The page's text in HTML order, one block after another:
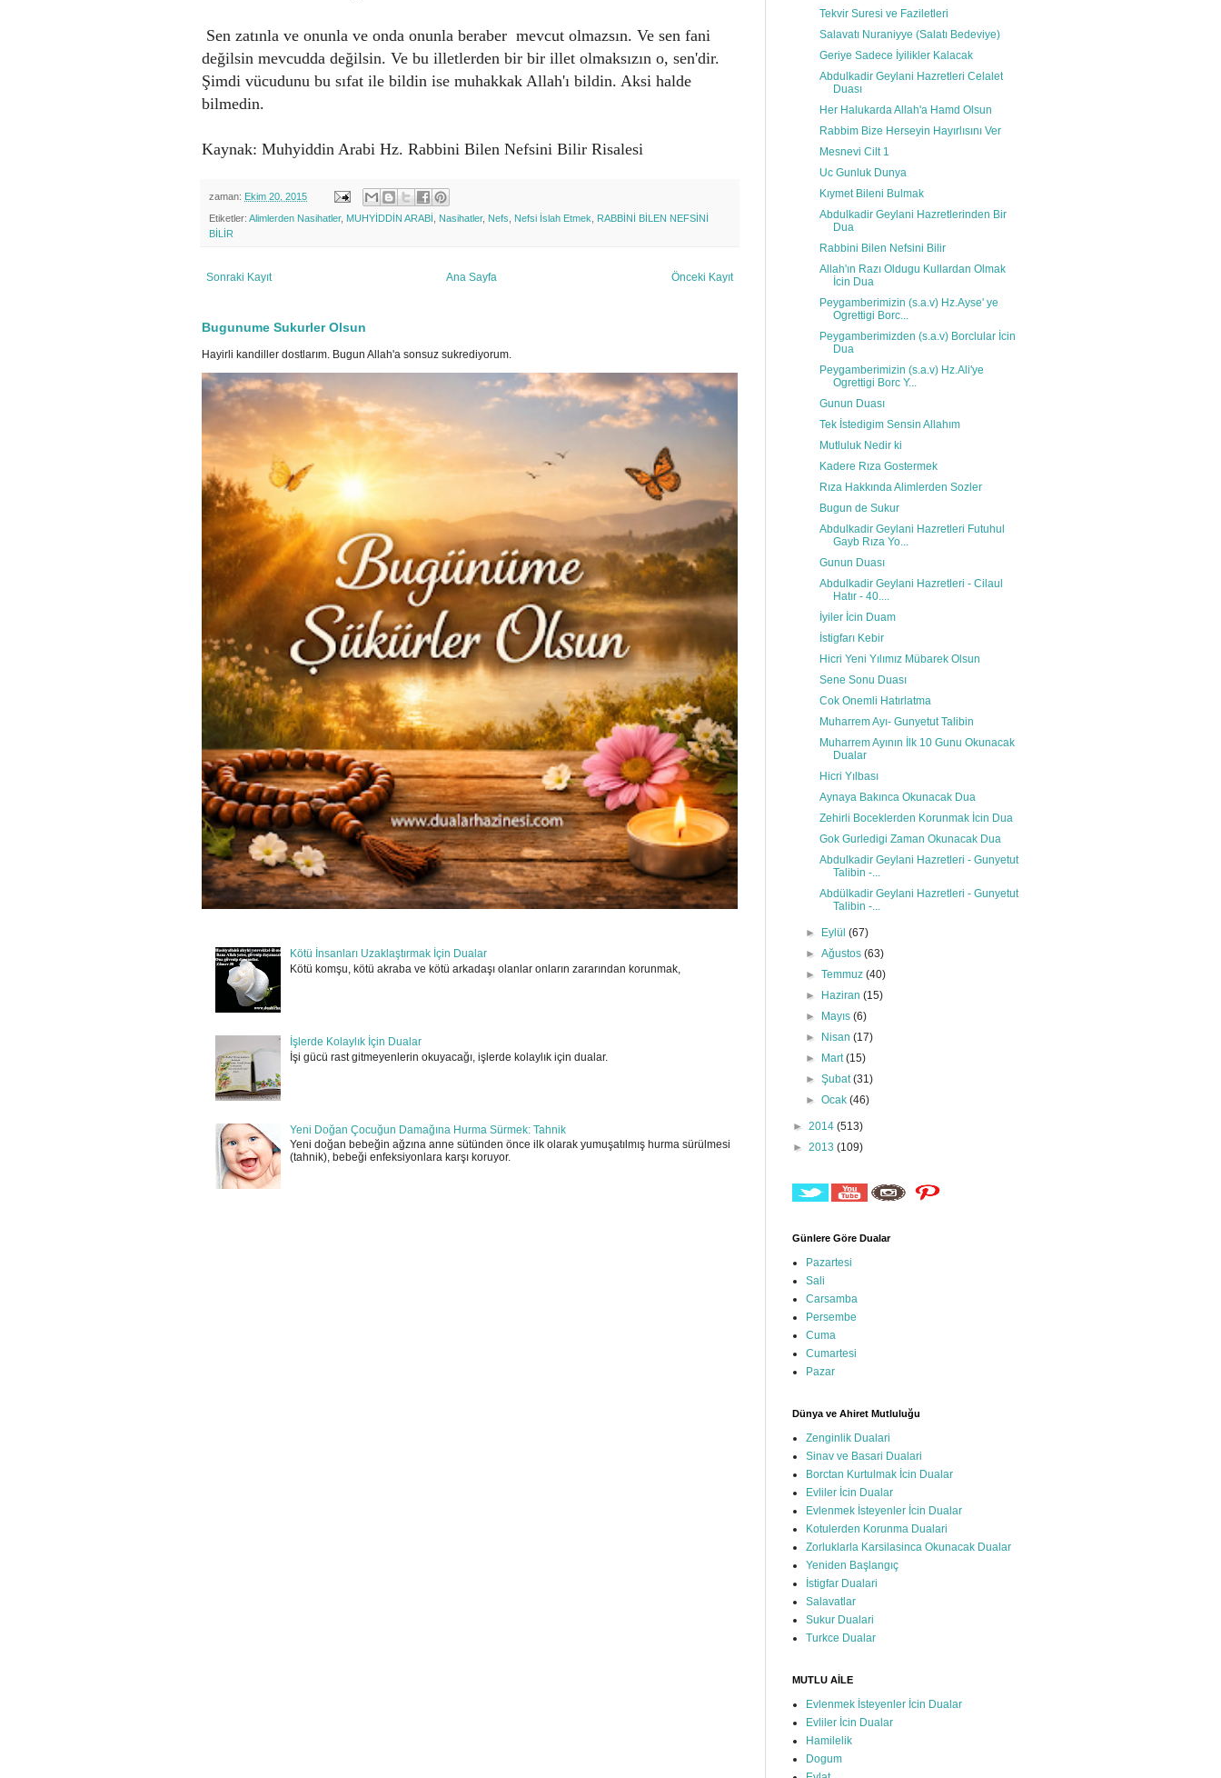
Sen zatınla ve onunla ve onda onunla beraber mevcut olmazsın. Ve sen fani
değilsin mevcudda değilsin. Ve bu illetlerden bir bir illet olmaksızın o, sen'dir.
Şimdi vücudunu bu sıfat ile bildin ise muhakkak Allah'ı bildin. Aksi halde
bilmedin.
Kaynak: Muhyiddin Arabi Hz. Rabbini Bilen Nefsini Bilir Risalesi
zaman: Ekim 20, 2015
Etiketler: Alimlerden Nasihatler, MUHYİDDİN ARABİ Nasihatler, Nefs Nefsi İslah Etmek
RABBİNİ BİLEN NEFSİNİ
BİLİR
Sonraki Kayıt Önceki Kayıt
Ana Sayfa
Bugunume Sukurler Olsun
Hayirli kandiller dostlarım. Bugun Allah'a sonsuz sukrediyorum.
Kötü İnsanları Uzaklaştırmak İçin Dualar
Kötü komşu, kötü akraba ve kötü arkadaşı olanlar onların zararından korunmak,
İşlerde Kolaylık İçin Dualar
İşi gücü rast gitmeyenlerin okuyacağı, işlerde kolaylık için dualar.
Yeni Doğan Çocuğun Damağına Hurma Sürmek: Tahnik
Yeni doğan bebeğin ağzına anne sütünden önce ilk olarak yumuşatılmış hurma sürülmesi
(tahnik), bebeği enfeksiyonlara karşı koruyor.
Tekvir Suresi ve Faziletleri
Salavatı Nuraniyye (Salatı Bedeviye)
Geriye Sadece İyilikler Kalacak
Abdulkadir Geylani Hazretleri Celalet
Duası
Her Halukarda Allah'a Hamd Olsun
Rabbim Bize Herseyin Hayırlısını Ver
Mesnevi Cilt 1
Uc Gunluk Dunya
Kıymet Bileni Bulmak
Abdulkadir Geylani Hazretlerinden Bir
Dua
Rabbini Bilen Nefsini Bilir
Allah'ın Razı Oldugu Kullardan Olmak
İcin Dua
Peygamberimizin (s.a.v) Hz.Ayse' ye
Ogrettigi Borc...
Peygamberimizden (s.a.v) Borclular İcin
Dua
Peygamberimizin (s.a.v) Hz.Ali'ye
Ogrettigi Borc Y...
Gunun Duası
Tek İstedigim Sensin Allahım
Mutluluk Nedir ki
Kadere Rıza Gostermek
Rıza Hakkında Alimlerden Sozler
Bugun de Sukur
Abdulkadir Geylani Hazretleri Futuhul
Gayb Rıza Yo...
Gunun Duası
Abdulkadir Geylani Hazretleri - Cilaul
Hatır - 40....
İyiler İcin Duam
İstigfarı Kebir
Hicri Yeni Yılımız Mübarek Olsun
Sene Sonu Duası
Cok Onemli Hatırlatma
Muharrem Ayı- Gunyetut Talibin
Muharrem Ayının İlk 10 Gunu Okunacak
Dualar
Hicri Yılbası
Aynaya Bakınca Okunacak Dua
Zehirli Boceklerden Korunmak İcin Dua
Gok Gurledigi Zaman Okunacak Dua
Abdulkadir Geylani Hazretleri - Gunyetut
Talibin -...
Abdülkadir Geylani Hazretleri - Gunyetut
Talibin -...
► Eylül(67)
►Ağustos(63)
►Temmuz(40)
►
Haziran(15)
►
Mayıs(6)
►
Nisan(17)
►
Mart(15)
►Şubat(31)
►Ocak(46)
► 2014 (513)
► 2013 (109)
Günlere Göre Dualar
Pazartesi
Sali
Carsamba
Persembe
Cuma
Cumartesi
Pazar
Dünya ve Ahiret Mutluluğu
Zenginlik Dualari
Sinav ve Basari Dualari
Borctan Kurtulmak İcin Dualar
Evliler İcin Dualar
Evlenmek İsteyenler İcin Dualar
Kotulerden Korunma Dualari
Zorluklarla Karsilasinca Okunacak Dualar
Yeniden Başlangıç
İstigfar Dualari
Salavatlar
Sukur Dualari
Turkce Dualar
MUTLU AİLE
Evlenmek İsteyenler İcin Dualar
Evliler İcin Dualar
Hamilelik
Dogum